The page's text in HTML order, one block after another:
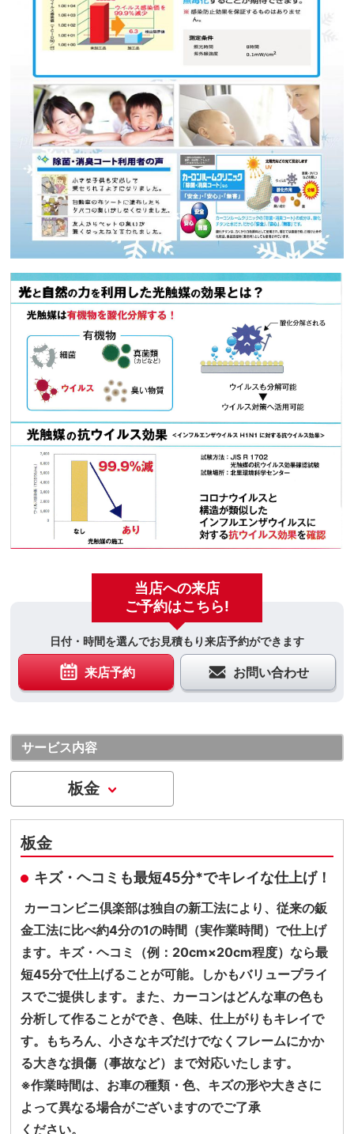
当店への来店
ご予約はこちら!
日付・時間を選んでお見積もり来店予約ができます
来店予約 お問い合わせ
サービス内容
板金
板金
キズ・ヘコミも最短45分*でキレイな仕上げ！
カーコンビニ倶楽部は独自の新工法により、従来の鈑
金工法に比べ約4分の1の時間（実作業時間）で仕上げ
ます。キズ・ヘコミ（例：20cm×20cm程度）なら最
短45分で仕上げることが可能。しかもバリュープライ
スでご提供します。また、カーコンはどんな車の色も
分析して作ることができ、色味、仕上がりもキレイで
す。もちろん、小さなキズだけでなくフレームにかか
る大きな損傷（事故など）まで対応いたします。
※作業時間は、お車の種類・色、キズの形や大きさに
よって異なる場合がございますのでご了承
ください。